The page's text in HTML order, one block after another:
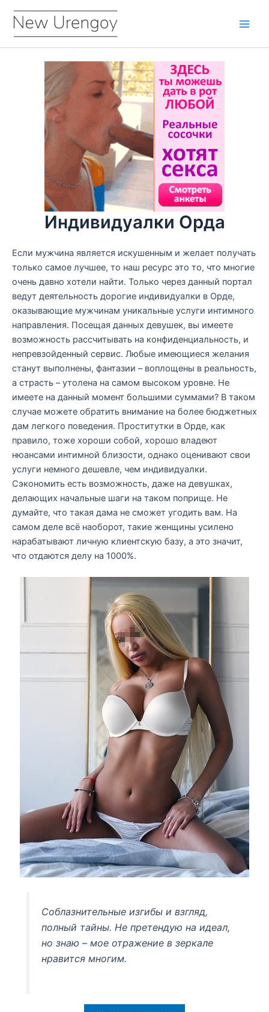
содержимому
Индивидуалки Орда
Если мужчина является искушенным и желает получать
только самое лучшее, то наш ресурс это то, что многие
очень давно хотели найти. Только через данный портал
ведут деятельность дорогие индивидуалки в Орде,
оказывающие мужчинам уникальные услуги интимного
направления. Посещая данных девушек, вы имеете
возможность рассчитывать на конфиденциальность, и
непревзойденный сервис. Любые имеющиеся желания
станут выполнены, фантазии – воплощены в реальность,
а страсть – утолена на самом высоком уровне. Не
имеете на данный момент большими суммами? В таком
случае можете обратить внимание на более бюджетных
дам легкого поведения. Проститутки в Орде, как
правило, тоже хороши собой, хорошо владеют
нюансами интимной близости, однако оценивают свои
услуги немного дешевле, чем индивидуалки.
Сэкономить есть возможность, даже на девушках,
делающих начальные шаги на таком поприще. Не
думайте, что такая дама не сможет угодить вам. На
самом деле всё наоборот, такие женщины усилено
нарабатывают личную клиентскую базу, а это значит,
что отдаются делу на 1000%.
Соблазнительные изгибы и взгляд,
полный тайны. Не претендую на идеал,
но знаю – мое отражение в зеркале
нравится многим.